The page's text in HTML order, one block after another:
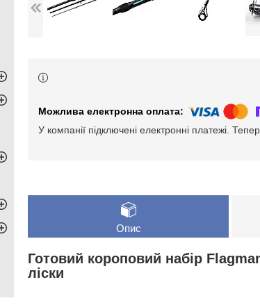
У компанії підключені електронні платежі.
Опис
Готовий короповий набір
ліски